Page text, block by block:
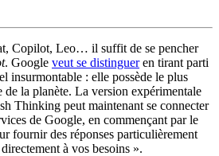
Copilot, Leo… il suffit de se pencher
. Google veut se distingueren tirant parti
insurmontable : elle possède le plus
de la planète. La version expérimentale
Thinking peut maintenant se connecter
de Google, en commençant par le
fournir des réponses particulièrement
à vos besoins ».